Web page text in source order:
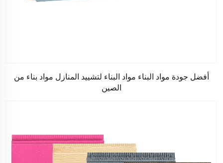
أفضل جودة مواد البناء مواد البناء لتشييد المنازل مواد بناء من
الصين